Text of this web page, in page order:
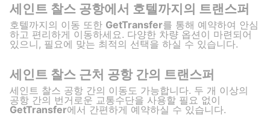
세인트 찰스 공항에서 호텔까지의 트랜스퍼
호텔까지의 이동 또한 GetTransfer를 통해 예약하여 안심
하고 편리하게 이동하세요. 다양한 차량 옵션이 마련되어
있으니, 필요에 맞는 최적의 선택을 하실 수 있습니다.
세인트 찰스 근처 공항 간의 트랜스퍼
세인트 찰스 공항 간의 이동도 가능합니다. 두 개 이상의
공항 간의 번거로운 교통수단을 사용할 필요 없이
GetTransfer에서 간편하게 예약하실 수 있습니다.